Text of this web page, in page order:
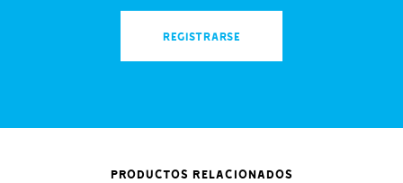
REGISTRARSE
PRODUCTOS RELACIONADOS